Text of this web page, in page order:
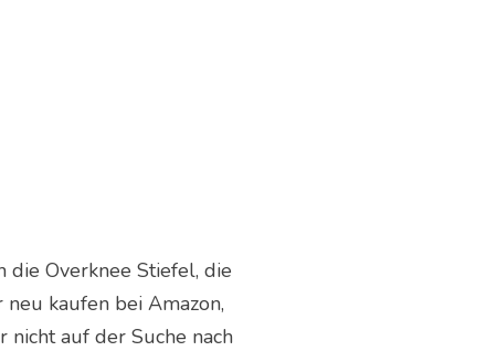
die Overknee Stiefel, die
kaufen bei Amazon,
nicht auf der Suche nach